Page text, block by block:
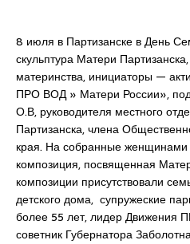
8 июля в Партизанске в День
скульптура Матери
материнства, инициаторы —
ПРО ВОД » Матери России»,
О.В, руководителя местного
Партизанска, члена
края. На собранные женщинами
композиция, посвященная
композиции присутствовали
детского дома, супружеские
более 55 лет, лидер Движения
советник Губернатора